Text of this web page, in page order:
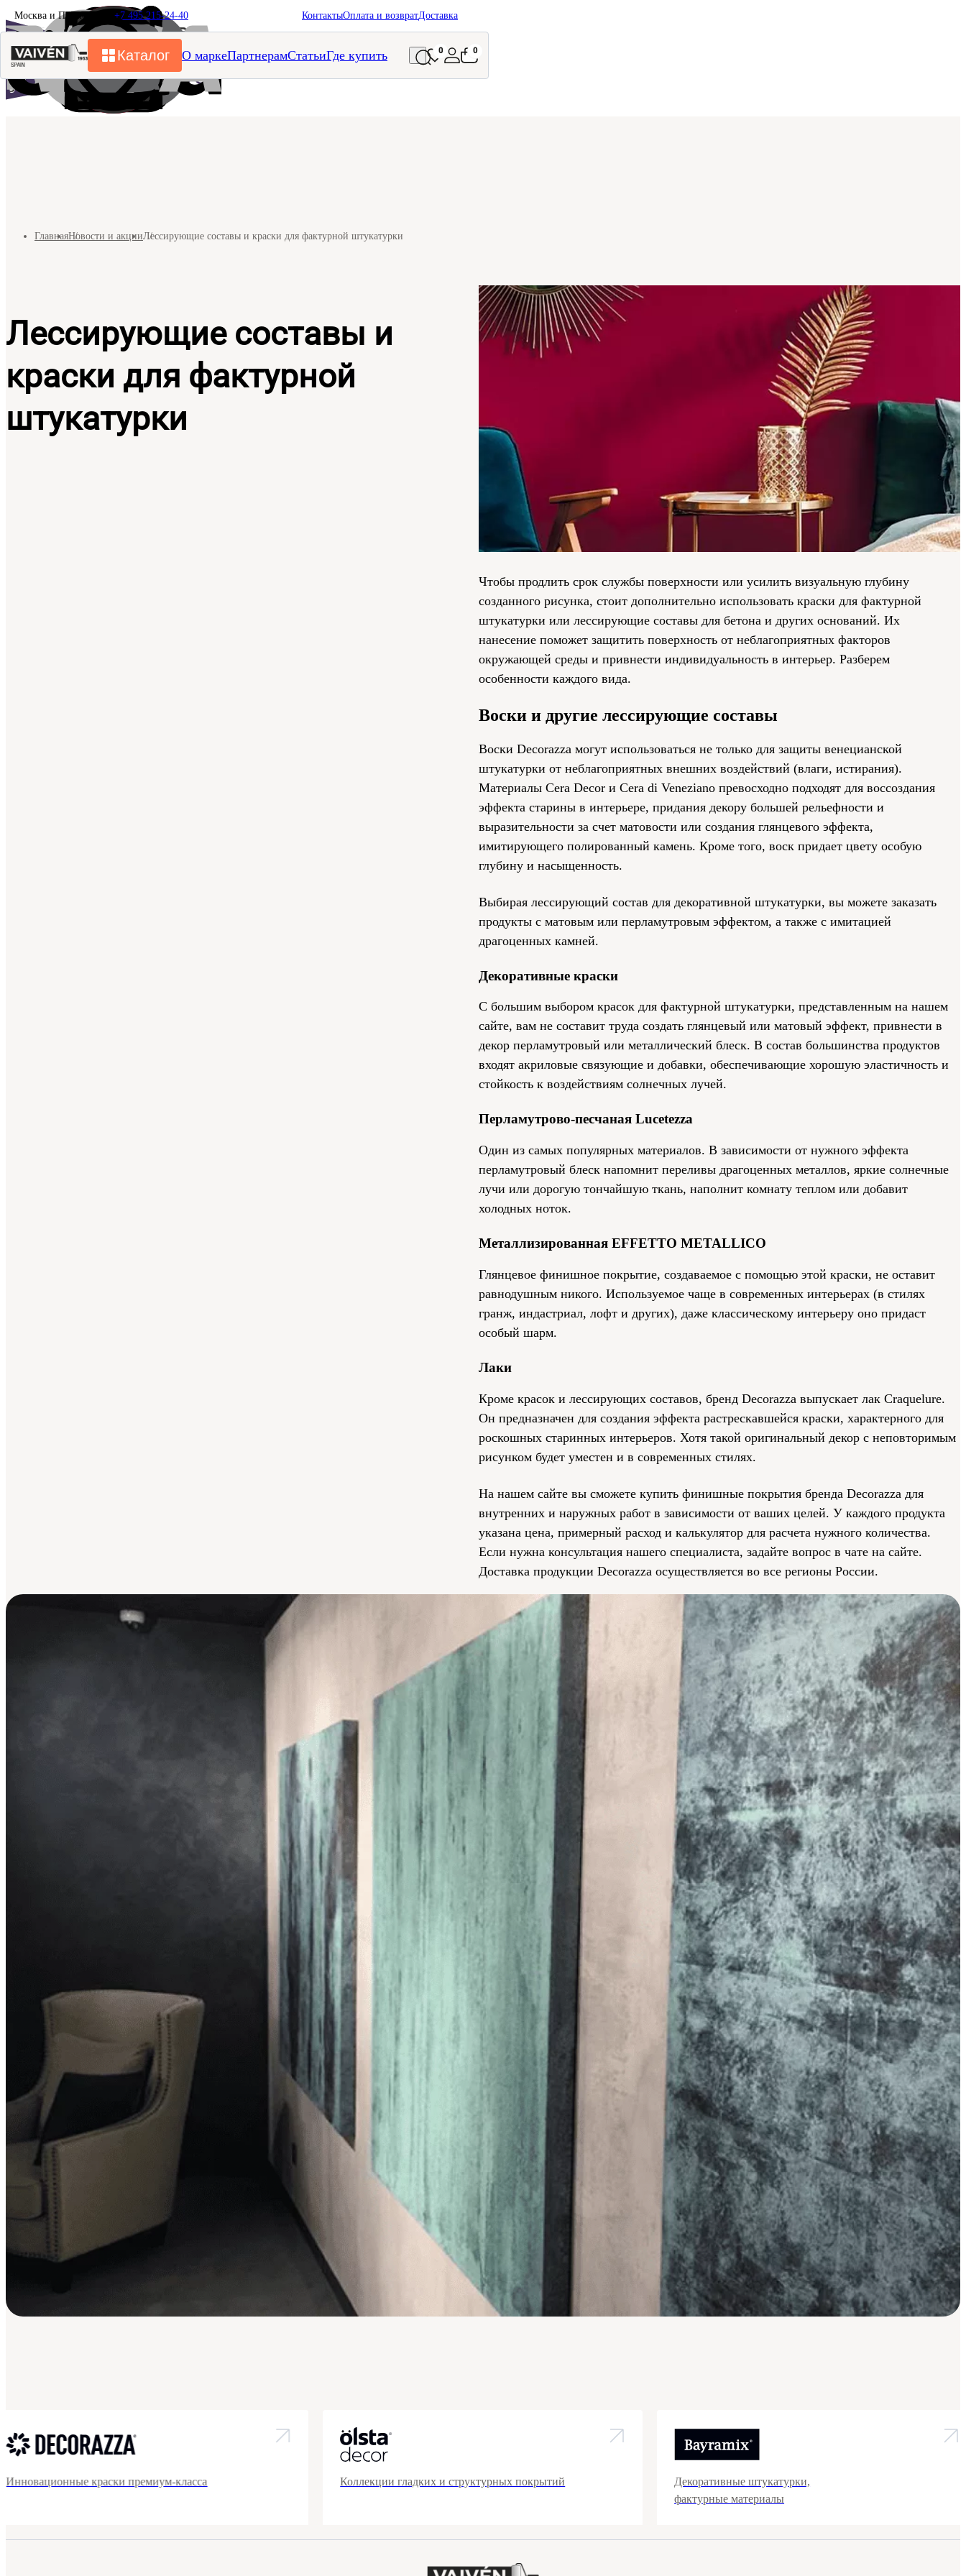
Москва и Подмосковье +7 495 215-24-40 КонтактыОплата и возвратДоставка
Каталог О маркеПартнерамСтатьиГде купить 0 0
ГлавнаяНовости и акцииЛессирующие составы и краски для фактурной штукатурки
Лессирующие составы и
краски для фактурной
штукатурки
Чтобы продлить срок службы поверхности или усилить визуальную глубину
созданного рисунка, стоит дополнительно использовать краски для фактурной
штукатурки или лессирующие составы для бетона и других оснований. Их
нанесение поможет защитить поверхность от неблагоприятных факторов
окружающей среды и привнести индивидуальность в интерьер. Разберем
особенности каждого вида.
Воски и другие лессирующие составы
Воски Decorazza могут использоваться не только для защиты венецианской
штукатурки от неблагоприятных внешних воздействий (влаги, истирания).
Материалы Cera Decor и Cera di Veneziano превосходно подходят для воссоздания
эффекта старины в интерьере, придания декору большей рельефности и
выразительности за счет матовости или создания глянцевого эффекта,
имитирующего полированный камень. Кроме того, воск придает цвету особую
глубину и насыщенность.
Выбирая лессирующий состав для декоративной штукатурки, вы можете заказать
продукты с матовым или перламутровым эффектом, а также с имитацией
драгоценных камней.
Декоративные краски
С большим выбором красок для фактурной штукатурки, представленным на нашем
сайте, вам не составит труда создать глянцевый или матовый эффект, привнести в
декор перламутровый или металлический блеск. В состав большинства продуктов
входят акриловые связующие и добавки, обеспечивающие хорошую эластичность и
стойкость к воздействиям солнечных лучей.
Перламутрово-песчаная Lucetezza
Один из самых популярных материалов. В зависимости от нужного эффекта
перламутровый блеск напомнит переливы драгоценных металлов, яркие солнечные
лучи или дорогую тончайшую ткань, наполнит комнату теплом или добавит
холодных ноток.
Металлизированная EFFETTO METALLICO
Глянцевое финишное покрытие, создаваемое с помощью этой краски, не оставит
равнодушным никого. Используемое чаще в современных интерьерах (в стилях
гранж, индастриал, лофт и других), даже классическому интерьеру оно придаст
особый шарм.
Лаки
Кроме красок и лессирующих составов, бренд Decorazza выпускает лак Craquelure.
Он предназначен для создания эффекта растрескавшейся краски, характерного для
роскошных старинных интерьеров. Хотя такой оригинальный декор с неповторимым
рисунком будет уместен и в современных стилях.
На нашем сайте вы сможете купить финишные покрытия бренда Decorazza для
внутренних и наружных работ в зависимости от ваших целей. У каждого продукта
указана цена, примерный расход и калькулятор для расчета нужного количества.
Если нужна консультация нашего специалиста, задайте вопрос в чате на сайте.
Доставка продукции Decorazza осуществляется во все регионы России.
Инновационные краски премиум-класса Коллекции гладких и структурных покрытий
Декоративные штукатурки,
фактурные материалы